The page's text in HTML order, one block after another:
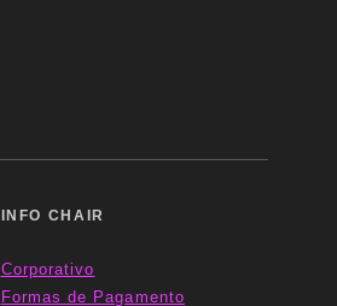
INFO CHAIR
Corporativo
Formasde Pagamento